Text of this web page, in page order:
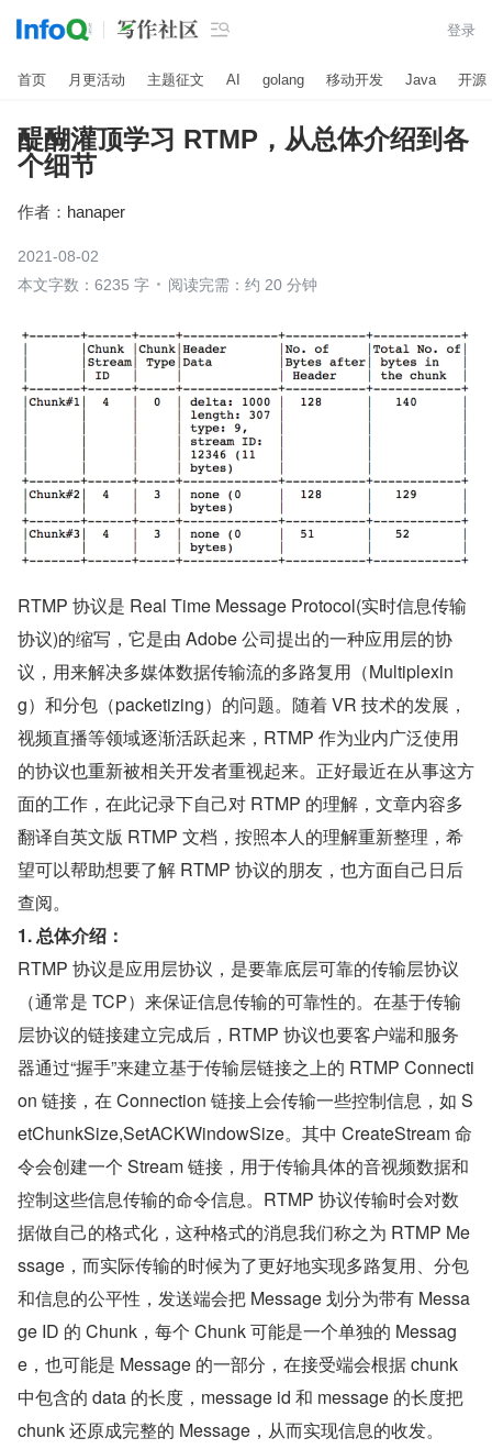
 登录
首页 月更活动 主题征文 AI golang 移动开发 Java 开源
醍醐灌顶学习 RTMP，从总体介绍到各
个细节
作者： hanaper
2021-08-02
本文字数：6235 字
阅读完需：约 20 分钟
RTMP 协议是 Real Time Message Protocol(实时信息传输
协议)的缩写，它是由 Adobe 公司提出的一种应用层的协
议，用来解决多媒体数据传输流的多路复用（Multiplexin
g）和分包（packetizing）的问题。随着 VR 技术的发展，
视频直播等领域逐渐活跃起来，RTMP 作为业内广泛使用
的协议也重新被相关开发者重视起来。正好最近在从事这方
面的工作，在此记录下自己对 RTMP 的理解，文章内容多
翻译自英文版 RTMP 文档，按照本人的理解重新整理，希
望可以帮助想要了解 RTMP 协议的朋友，也方面自己日后
查阅。
1. 总体介绍：
RTMP 协议是应用层协议，是要靠底层可靠的传输层协议
（通常是 TCP）来保证信息传输的可靠性的。在基于传输
层协议的链接建立完成后，RTMP 协议也要客户端和服务
器通过“握手”来建立基于传输层链接之上的 RTMP Connecti
on 链接，在 Connection 链接上会传输一些控制信息，如 S
etChunkSize,SetACKWindowSize。其中 CreateStream 命
令会创建一个 Stream 链接，用于传输具体的音视频数据和
控制这些信息传输的命令信息。RTMP 协议传输时会对数
据做自己的格式化，这种格式的消息我们称之为 RTMP Me
ssage，而实际传输的时候为了更好地实现多路复用、分包
和信息的公平性，发送端会把 Message 划分为带有 Messa
ge ID 的 Chunk，每个 Chunk 可能是一个单独的 Messag
e，也可能是 Message 的一部分，在接受端会根据 chunk
中包含的 data 的长度，message id 和 message 的长度把
chunk 还原成完整的 Message，从而实现信息的收发。